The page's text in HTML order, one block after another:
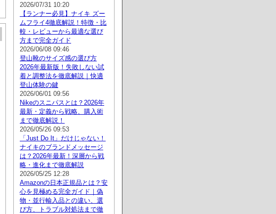
2026/07/31 10:20
【ランナー必見】ナイキ ズー
ムフライ4徹底解説！特徴・比
較・レビューから最適な選び
方まで完全ガイド
2026/06/08 09:46
登山靴のサイズ感の選び方
2026年最新版！失敗しない試
着と調整法を徹底解説｜快適
登山体験の鍵
2026/06/01 09:56
Nikeのスニパスとは？2026年
最新・定義から戦略、購入術
まで徹底解説！
2026/05/26 09:53
「Just Do It」だけじゃない！
ナイキのブランドメッセージ
は？2026年最新！深層から戦
略・進化まで徹底解説
2026/05/25 12:28
Amazonの日本正規品とは？安
心を見極める完全ガイド｜偽
物・並行輸入品との違い、選
び方、トラブル対処法まで徹